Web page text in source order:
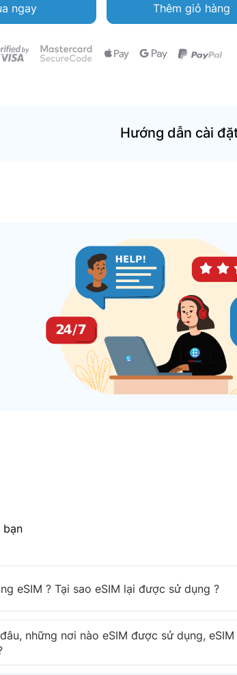
ngay Thêm giỏ hàng
Hướng dẫn cài
bạn
eSIM ? Tại sao eSIM lại được sử dụng ?
những nơi nào eSIM được sử dụng,